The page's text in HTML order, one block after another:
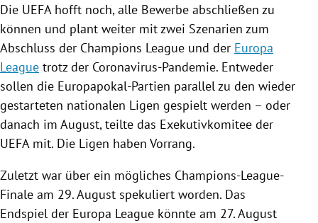
Die UEFAhofft noch, alle Bewerbe abschließen zu
können und plant weiter mit zwei Szenarien zum
Abschluss der Champions League und der Europa
League trotz der Coronavirus-Pandemie. Entweder
sollen die Europapokal-Partien parallel zu den wieder
gestarteten nationalen Ligen gespielt werden – oder
danach im August, teilte das Exekutivkomitee der
UEFAmit. Die Ligen haben Vorrang.
Zuletzt war über ein mögliches Champions-League-
Finale am 29. August spekuliert worden. Das
Endspiel der Europa League könnte am 27. August